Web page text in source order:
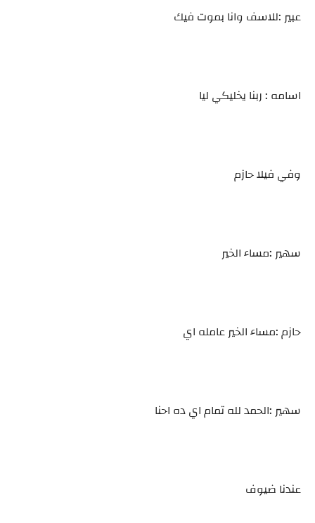
عبير :للاسف وانا بموت فيك
اسامه : ربنا يخليكي ليا
وفي فيلا حازم
سهير :مساء الخير
حازم :مساء الخير عامله اي
سهير :الحمد لله تمام اي ده احنا
عندنا ضيوف